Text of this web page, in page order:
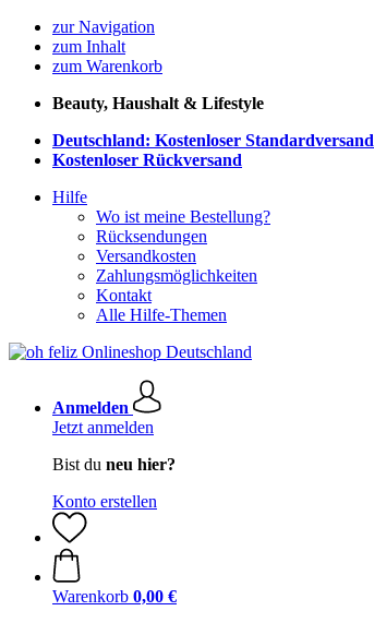
zur Navigation
zum Inhalt
zum Warenkorb
Beauty, Haushalt & Lifestyle
Deutschland: Kostenloser Standardversand
Kostenloser Rückversand
Hilfe
Wo ist meine Bestellung?
Rücksendungen
Versandkosten
Zahlungsmöglichkeiten
Kontakt
Alle Hilfe-Themen
Anmelden
Jetzt anmelden
Bist du neu hier?
Konto erstellen
Warenkorb 0,00 €